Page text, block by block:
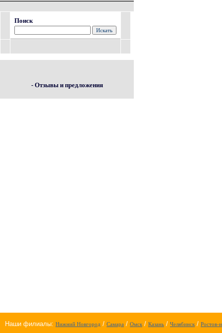
Поиск
- Отзывы и предложения
Наши филиалы: Нижний Новгород / Самара / Омск / Казань / Челябинск / Ростов-